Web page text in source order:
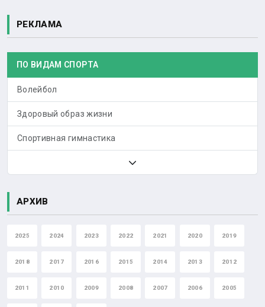
РЕКЛАМА
ПО ВИДАМ СПОРТА
Волейбол
Здоровый образ жизни
Спортивная гимнастика
АРХИВ
2025 2024 2023 2022 2021 2020 2019
2018 2017 2016 2015 2014 2013 2012
2011 2010 2009 2008 2007 2006 2005